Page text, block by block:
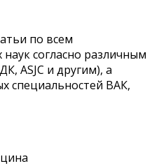
по всем
согласно различным
ASJC и другим), а
специальностей ВАК,